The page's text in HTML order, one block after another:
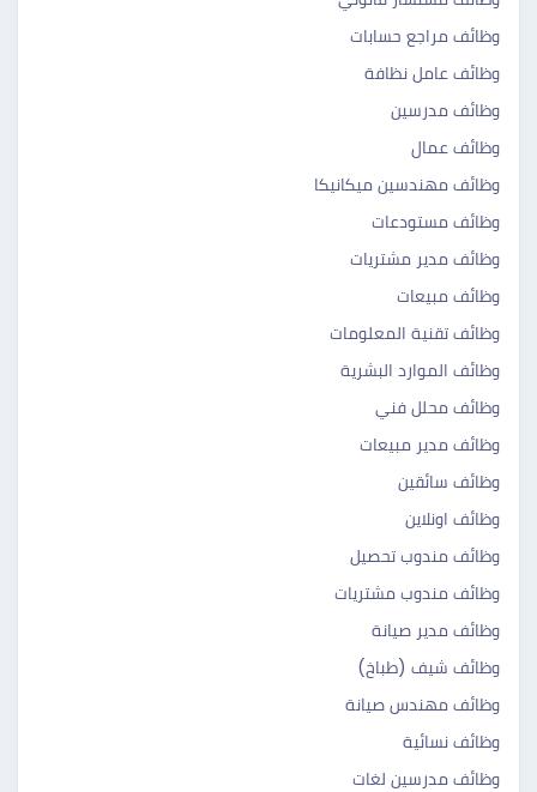
وظائف مراجع حسابات
وظائف عامل نظافة
وظائف مدرسين
وظائف عمال
وظائف مهندسين ميكانيكا
وظائف مستودعات
وظائف مدير مشتريات
وظائف مبيعات
وظائف تقنية المعلومات
وظائف الموارد البشرية
وظائف محلل فني
وظائف مدير مبيعات
وظائف سائقين
وظائف اونلاين
وظائف مندوب تحصيل
وظائف مندوب مشتريات
وظائف مدير صيانة
وظائف شيف (طباخ)
وظائف مهندس صيانة
وظائف نسائية
وظائف مدرسين لغات